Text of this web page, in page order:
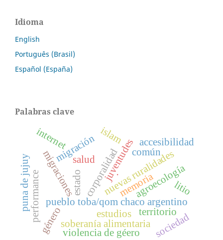
Idioma
English
Português (Brasil)
Español (España)
Palabras clave
pueblo toba/qom chaco argentino
memoria
corporalidad
performancemigraciones juventudes
nuevas ruralidades
territorio
salud
accesibilidad
género
migración
agroecología
soberanía alimentaria
litio
violencia de géero
común
sociedad
.
internet
estado
puna de jujuy
islam
estudios